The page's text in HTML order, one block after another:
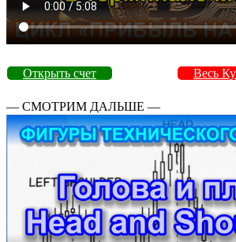
Открыть счет Весь
— СМОТРИМ ДАЛЬШЕ —